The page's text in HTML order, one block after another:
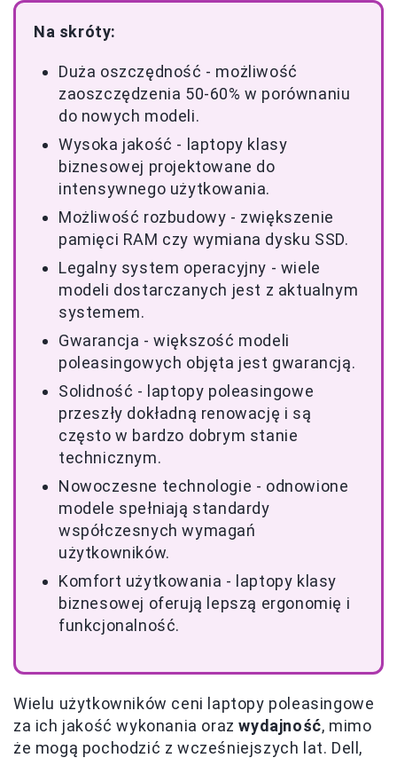
Na skróty:
Duża oszczędność - możliwość
zaoszczędzenia 50-60% w porównaniu
do nowych modeli.
Wysoka jakość - laptopy klasy
biznesowej projektowane do
intensywnego użytkowania.
Możliwość rozbudowy - zwiększenie
pamięci RAM czy wymiana dysku SSD.
Legalny system operacyjny - wiele
modeli dostarczanych jest z aktualnym
systemem.
Gwarancja - większość modeli
poleasingowych objęta jest gwarancją.
Solidność - laptopy poleasingowe
przeszły dokładną renowację i są
często w bardzo dobrym stanie
technicznym.
Nowoczesne technologie - odnowione
modele spełniają standardy
współczesnych wymagań
użytkowników.
Komfort użytkowania - laptopy klasy
biznesowej oferują lepszą ergonomię i
funkcjonalność.
Wielu użytkowników ceni laptopy poleasingowe
za ich jakość wykonania orazwydajność, mimo
że mogą pochodzić z wcześniejszych lat. Dell,